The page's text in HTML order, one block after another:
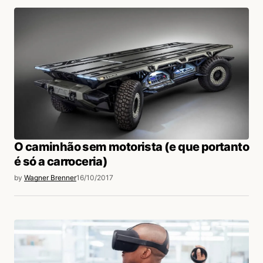
O caminhão sem motorista (e que portanto
é só a carroceria)
by Wagner Brenner16/10/2017